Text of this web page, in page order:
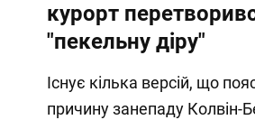
курорт
"пекельну діру"
Існує кілька версій, що
причину занепаду Колвін-